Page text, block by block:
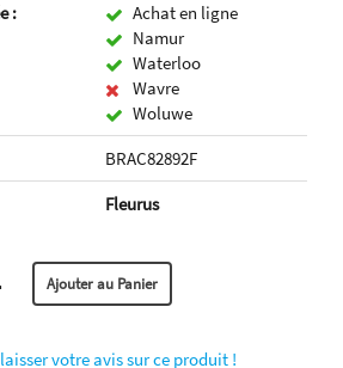
:
Achat en ligne
Namur
Waterloo
Wavre
Woluwe
BRAC82892F
Fleurus
votre avis sur ce produit !